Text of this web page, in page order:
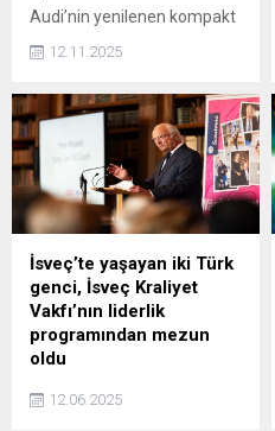
Audi’nin yenilenen kompakt
“Daha Dinamik, Daha Dijital,
Türkiye yollarına çıkıyor.
Modern tasarımı, ileri
teknoloji donanımları ve
geliştirilmiş sürüş
dinamikleriyle dikkat çeken
yeni Audi Q3, artık
Türkiye’de resmi olarak
satışa sunuldu.
12.11.2025
İsveç’te yaşayan iki Türk
genci, İsveç Kraliyet
Vakfı’nın liderlik
programından mezun
oldu
faaliyetlerinde rol alan İrem
12.06.2025